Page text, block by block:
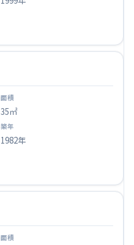
35㎡
1982年